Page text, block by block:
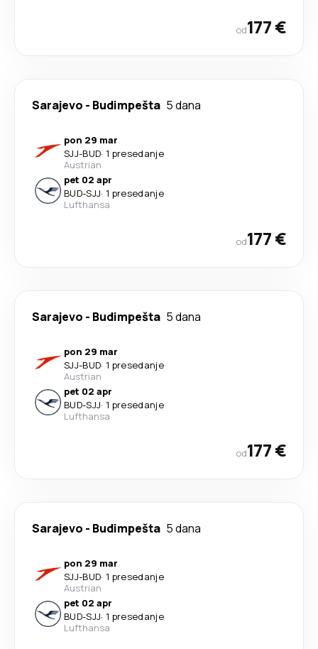
od177 €
Sarajevo - Budimpešta 5 dana
pon 29 mar
SJJ-BUD· 1 presedanje
Austrian
pet 02 apr
BUD-SJJ· 1 presedanje
Lufthansa
od177 €
Sarajevo - Budimpešta 5 dana
pon 29 mar
SJJ-BUD· 1 presedanje
Austrian
pet 02 apr
BUD-SJJ· 1 presedanje
Lufthansa
od177 €
Sarajevo - Budimpešta 5 dana
pon 29 mar
SJJ-BUD· 1 presedanje
Austrian
pet 02 apr
BUD-SJJ· 1 presedanje
Lufthansa